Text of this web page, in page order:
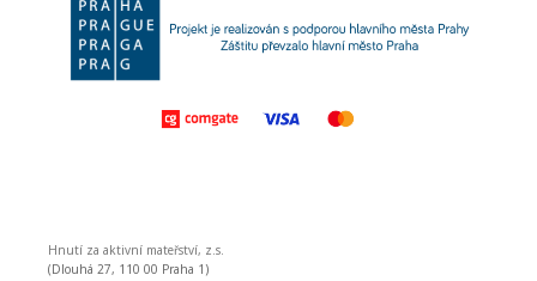
Hnutí za aktivní mateřství, z.s.
(Dlouhá 27, 110 00 Praha 1)